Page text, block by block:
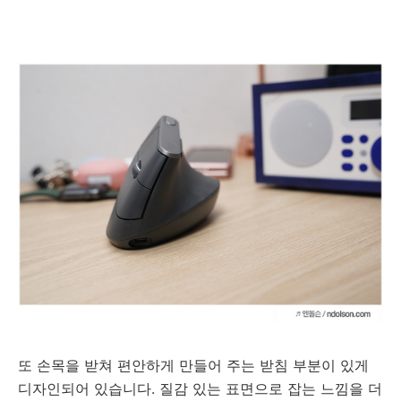
또 손목을 받쳐 편안하게 만들어 주는 받침 부분이 있게
디자인되어 있습니다. 질감 있는 표면으로 잡는 느낌을 더